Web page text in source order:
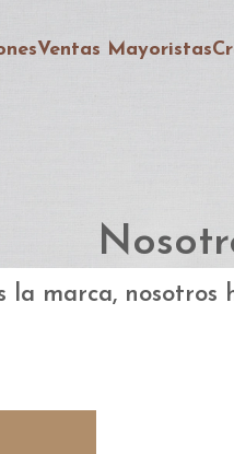
Ventas Mayoristas
la marca, nosotros